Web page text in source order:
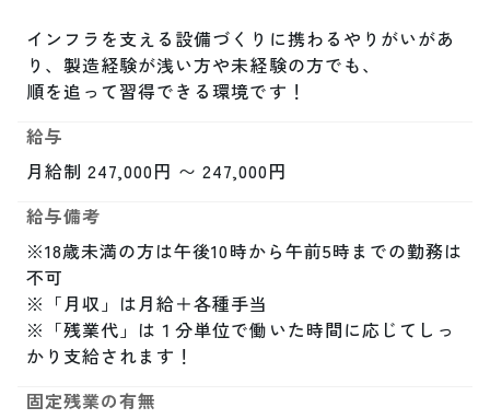
インフラを支える設備づくりに携わるやりがいがあ
り、製造経験が浅い方や未経験の方でも、
順を追って習得できる環境です！
給与
月給制 247,000円 〜 247,000円
給与備考
※18歳未満の方は午後10時から午前5時までの勤務は
不可
※「月収」は月給＋各種手当
※「残業代」は１分単位で働いた時間に応じてしっ
かり支給されます！
固定残業の有無